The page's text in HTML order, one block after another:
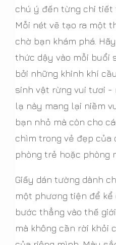
chú ý đến từng chi tiết
Mỗi nét vẽ tạo ra một
chờ bạn khám phá.
thức dậy vào mỗi buổi
bởi những khinh khí
sinh vật rừng vui tươi -
lạ này mang lại niềm
bạn nhỏ mà còn cho
chìm trong vẻ đẹp của
phòng trẻ hoặc phòng
Giấy dán tường dành
một phương tiện để
bước thẳng vào thế
mà không cần rời khỏi